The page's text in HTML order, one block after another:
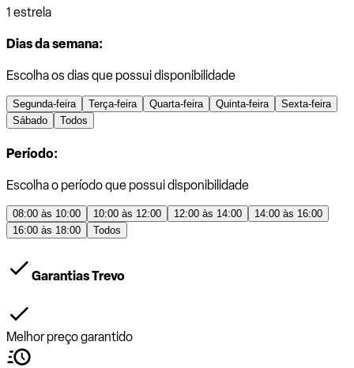
1 estrela
Dias da semana:
Escolha os dias que possui disponibilidade
Segunda-feira Terça-feira Quarta-feira Quinta-feira
Sexta-feira
Sábado
Todos
Período:
Escolha o período que possui disponibilidade
08:00 às 10:00 10:00 às 12:00 12:00 às 14:00
14:00 às 16:00
16:00 às 18:00
Todos
Garantias Trevo
Melhor preço garantido